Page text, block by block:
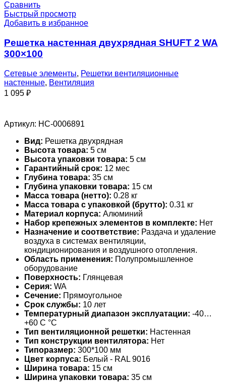
Сравнить
Быстрый просмотр
Добавить в избранное
Решетка настенная двухрядная SHUFT 2 WA
300×100
Сетевые элементы, Решетки вентиляционные
настенные, Вентиляция
1 095 ₽
Артикул: НС-0006891
Вид: Решетка двухрядная
Высота товара: 5 см
Высота упаковки товара: 5 см
Гарантийный срок: 12 мес
Глубина товара: 35 см
Глубина упаковки товара: 15 см
Масса товара (нетто): 0.28 кг
Масса товара с упаковкой (брутто): 0.31 кг
Материал корпуса: Алюминий
Набор крепежных элементов в комплекте: Нет
Назначение и соответствие: Раздача и удаление
воздуха в системах вентиляции,
кондиционирования и воздушного отопления.
Область применения: Полупромышленное
оборудование
Поверхность: Глянцевая
Серия: WA
Сечение: Прямоугольное
Срок службы: 10 лет
Температурный диапазон эксплуатации: -40…
+60 С °С
Тип вентиляционной решетки: Настенная
Тип конструкции вентилятора: Нет
Типоразмер: 300*100 мм
Цвет корпуса: Белый - RAL 9016
Ширина товара: 15 см
Ширина упаковки товара: 35 см